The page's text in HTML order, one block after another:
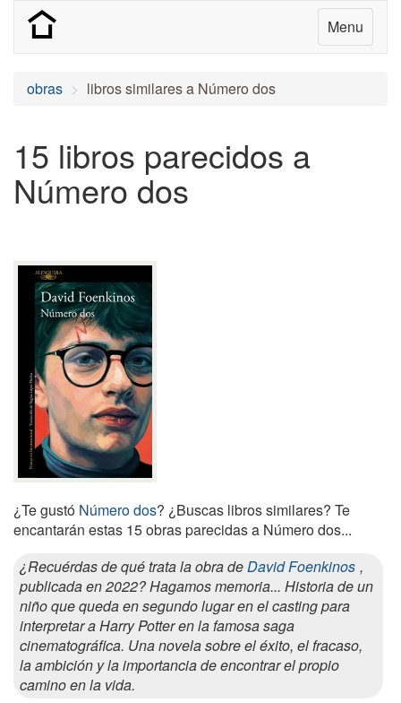
Menu
obras libros similares a Número dos
15 libros parecidos a
Número dos
¿Te gustó Número dos? ¿Buscas libros similares? Te
encantarán estas 15 obras parecidas a Número dos...
¿Recuérdas de qué trata la obra deDavid Foenkinos ,
publicada en 2022? Hagamos memoria... Historia de un
niño que queda en segundo lugar en el casting para
interpretar a Harry Potter en la famosa saga
cinematográfica. Una novela sobre el éxito, el fracaso,
la ambición y la importancia de encontrar el propio
camino en la vida.